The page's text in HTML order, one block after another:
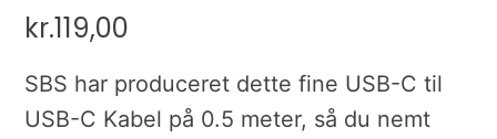
kr.119,00
SBS har produceret dette fine USB-C til
USB-C Kabel på 0.5 meter, så du nemt